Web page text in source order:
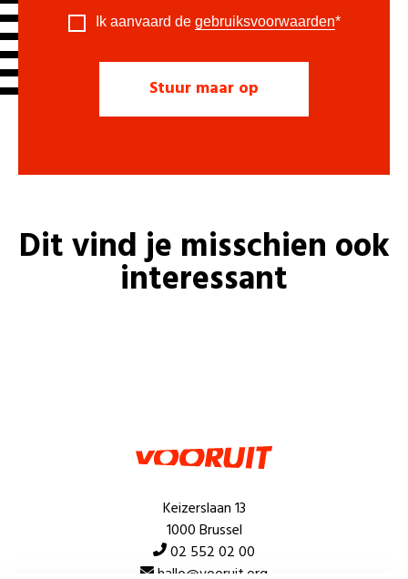
Ik aanvaard de gebruiksvoorwaarden*
Dit vind je misschien ook
interessant
Keizerslaan 13
1000 Brussel
02 552 02 00
hallo@vooruit.org